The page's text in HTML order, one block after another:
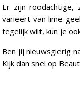
Er zijn
varieert van lime-
tegelijk wilt, kun je
Ben jij nieuwsgierig
Kijk dan snel op